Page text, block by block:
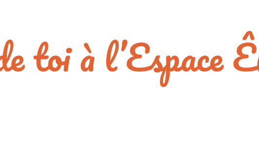
toi à l’Espace